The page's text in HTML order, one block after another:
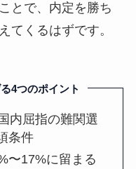
とで、内定を勝ち
てくるはずです。
4つのポイント
内屈指の難関選
条件
〜17%に留まる